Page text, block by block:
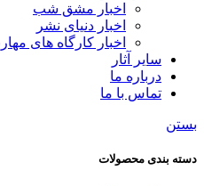
اخبار مشق شب
اخبار دنیای نشر
اخبار کارگاه های
سایر آثار
درباره ما
تماس با ما
بستن
دسته بندی محصولات